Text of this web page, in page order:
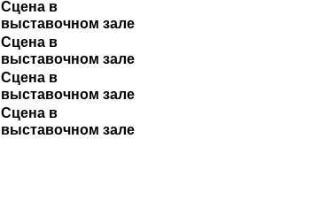
Сцена в
выставочном зале
Сцена в
выставочном зале
Сцена в
выставочном зале
Сцена в
выставочном зале